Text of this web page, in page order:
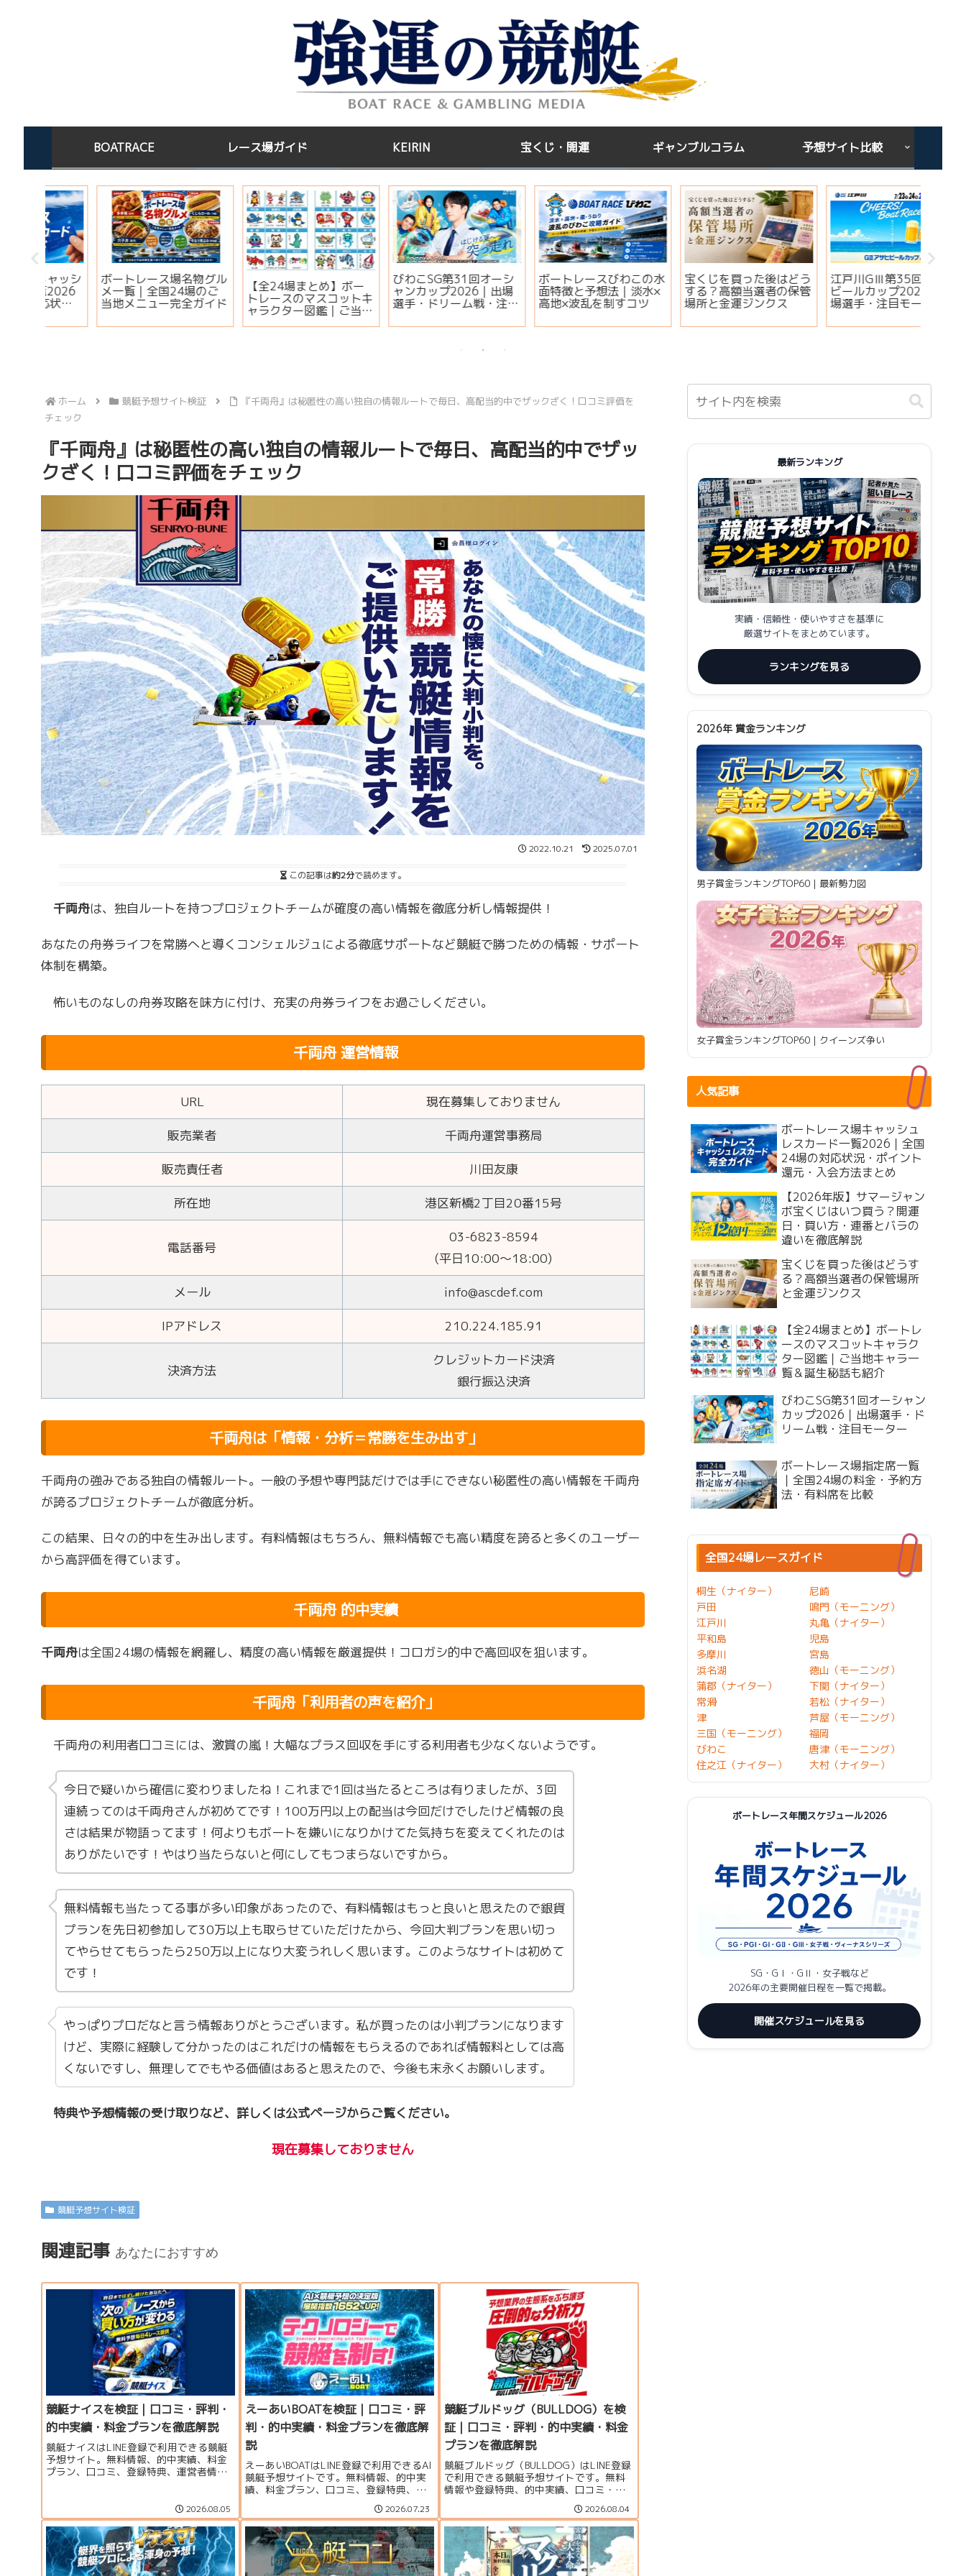
BOATRACE レース場ガイド KEIRIN 宝くじ・開運 ギャンブルコラム 予想サイト比較
ボートレースびわこの水
面特徴と予想法｜淡水×
高地×波乱を制すコツ
宝くじを買った後はどう
する？高額当選者の保管
場所と金運ジンクス
江戸川GⅢ第35回アサヒ
ビールカップ2026｜出
場選手・注目モーター・
イベント情報まとめ
【2026年版】サマージ
ャンボ宝くじはいつ買
う？開運日・買い方・連
説
下関GⅢオールレディー
ス ジュエルセブンカッ
プ2026｜出場選手・注
報まとめ
宝くじを買う時間は関係
ある？朝・昼・夜で当た
りやすい時間帯と金運ジ
ホーム 競艇予想サイト検証
『千両舟』は秘匿性の高い独自の情報ルートで毎日、高配当的中でザックざく！口コミ評価を
チェック
『千両舟』は秘匿性の高い独自の情報ルートで毎日、高配当的中でザッ
クざく！口コミ評価をチェック
2022.10.21 2025.07.01
この記事は約2分で読めます。
千両舟は、独自ルートを持つプロジェクトチームが確度の高い情報を徹底分析し情報提供！
あなたの舟券ライフを常勝へと導くコンシェルジュによる徹底サポートなど競艇で勝つための情報・サポート
体制を構築。
怖いものなしの舟券攻略を味方に付け、充実の舟券ライフをお過ごしください。
千両舟 運営情報
URL 現在募集しておりません
販売業者 千両舟運営事務局
販売責任者 川田友康
所在地 港区新橋2丁目20番15号
電話番号
03-6823-8594
(平日10:00～18:00)
メール info@ascdef.com
IPアドレス 210.224.185.91
決済方法
クレジットカード決済
銀行振込決済
千両舟は「情報・分析＝常勝を生み出す」
千両舟の強みである独自の情報ルート。一般の予想や専門誌だけでは手にできない秘匿性の高い情報を千両舟
が誇るプロジェクトチームが徹底分析。
この結果、日々の的中を生み出します。有料情報はもちろん、無料情報でも高い精度を誇ると多くのユーザー
から高評価を得ています。
千両舟 的中実績
千両舟は全国24場の情報を網羅し、精度の高い情報を厳選提供！コロガシ的中で高回収を狙います。
千両舟「利用者の声を紹介」
千両舟の利用者口コミには、激賞の嵐！大幅なプラス回収を手にする利用者も少なくないようです。
今日で疑いから確信に変わりましたね！これまで1回は当たるところは有りましたが、3回
連続ってのは千両舟さんが初めてです！100万円以上の配当は今回だけでしたけど情報の良
さは結果が物語ってます！何よりもボートを嫌いになりかけてた気持ちを変えてくれたのは
ありがたいです！やはり当たらないと何にしてもつまらないですから。
無料情報も当たってる事が多い印象があったので、有料情報はもっと良いと思えたので銀貨
プランを先日初参加して30万以上も取らせていただけたから、今回大判プランを思い切っ
てやらせてもらったら250万以上になり大変うれしく思います。このようなサイトは初めて
です！
やっぱりプロだなと言う情報ありがとうございます。私が買ったのは小判プランになります
けど、実際に経験して分かったのはこれだけの情報をもらえるのであれば情報料としては高
くないですし、無理してでもやる価値はあると思えたので、今後も末永くお願いします。
特典や予想情報の受け取りなど、詳しくは公式ページからご覧ください。
現在募集しておりません
競艇予想サイト検証
関連記事 あなたにおすすめ
競艇ナイスを検証｜口コミ・評判・
的中実績・料金プランを徹底解説
競艇ナイスはLINE登録で利用できる競艇
予想サイト。無料情報、的中実績、料金
プラン、口コミ、登録特典、運営者情報
2026.08.05
えーあいBOATを検証｜口コミ・評
判・的中実績・料金プランを徹底解
説
えーあいBOATはLINE登録で利用できるAI
競艇予想サイトです。無料情報、的中実
績、料金プラン、口コミ、登録特典、運
営者情報をもとに、利用する価値がある
のか分かりやすく検証します。2026.07.23
競艇ブルドッグ（BULLDOG）を検
証｜口コミ・評判・的中実績・料金
プランを徹底解説
競艇ブルドッグ（BULLDOG）はLINE登録
で利用できる競艇予想サイトです。無料
情報や登録特典、的中実績、口コミ・評
判、料金プラン、運営者情報をもとに、
利用する価値があるのか検証しました。
2026.08.04
最新ランキング
実績・信頼性・使いやすさを基準に
厳選サイトをまとめています。
ランキングを見る
2026年 賞金ランキング
男子賞金ランキングTOP60｜最新勢力図
女子賞金ランキングTOP60｜クイーンズ争い
人気記事
ボートレース場キャッシュ
レスカード一覧2026｜全国
24場の対応状況・ポイント
還元・入会方法まとめ
【2026年版】サマージャン
ボ宝くじはいつ買う？開運
日・買い方・連番とバラの
違いを徹底解説
宝くじを買った後はどうす
る？高額当選者の保管場所
と金運ジンクス
【全24場まとめ】ボートレ
ースのマスコットキャラク
ター図鑑｜ご当地キャラ一
覧＆誕生秘話も紹介
びわこSG第31回オーシャン
カップ2026｜出場選手・ド
リーム戦・注目モーター
ボートレース場指定席一覧
｜全国24場の料金・予約方
法・有料席を比較
全国24場レースガイド
桐生（ナイター）
戸田
江戸川
平和島
多摩川
浜名湖
蒲郡（ナイター）
常滑
津
三国（モーニング）
びわこ
住之江（ナイター）
尼崎
鳴門（モーニング）
丸亀（ナイター）
児島
宮島
徳山（モーニング）
下関（ナイター）
若松（ナイター）
芦屋（モーニング）
福岡
唐津（モーニング）
大村（ナイター）
ボートレース年間スケジュール2026
SG・GⅠ・GⅡ・女子戦など
2026年の主要開催日程を一覧で掲載。
開催スケジュールを見る